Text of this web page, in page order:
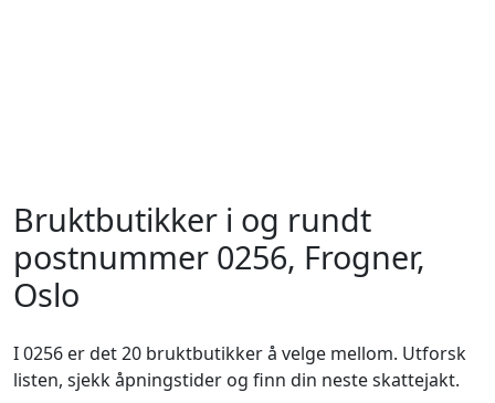
Bruktbutikker i og rundt
postnummer 0256, Frogner,
Oslo
I 0256 er det 20 bruktbutikker å velge mellom. Utforsk
listen, sjekk åpningstider og finn din neste skattejakt.